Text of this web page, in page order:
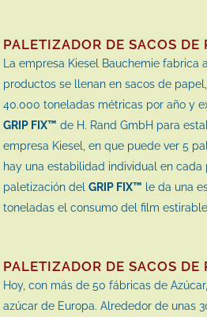
PALETIZADOR DE SACOS
La empresa Kiesel Bauchemie
productos se llenan en sacos de
40.000 toneladas métricas por año y
GRIP FIX™ de H. Rand GmbH para
empresa Kiesel, en que puede ver 5
hay una estabilidad individual en
paletización del GRIP FIX™ le da una
toneladas el consumo del film
PALETIZADOR DE SACOS DE
Hoy, con más de 50 fábricas de
azúcar de Europa. Alrededor de unas